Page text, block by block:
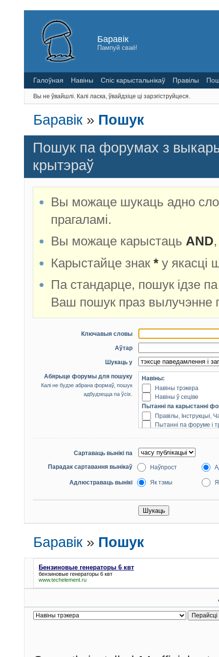
Баравік
Пампуй сваё!
Галоўная Навіны Спіс карыстальнікаў Правілы
Вы не ўвайшлі. Калі ласка, ўвайдзіце ці зарэгіструйцеся.
Баравік » Пошук
Пошук па форумах з
крытэраў
Вы можаце шукаць адно
прагаламі.
Вы можаце карыстаць AND
Карыстайце знак * у якасці
Па стандарце, пошук ідзе
Ваш пошук праз вылучэнне
Ключавыя словы
Аўтар
Шукаць у
Абярыце форумы для пошуку
Калі не будзе абрана формаў, пошук
адбудзецца па ўсіх.
Навіны:
Навіны трэкера
Навіны ў сеціве
Пытанні па карыстанні
Правілы, Інструкцыі,
Пытанні па форуме і
Кіно, відэа:
Фільмы ці серыялы
Фільмы студыі
Дакументалістыка
Сэрыялы
Тэатар
Іншыя(кіно, відэа)
Народныя
Літаратура:
Іншыя(літаратура)
Сартаваць вынікі па
Парадак сартавання вынікаў Наўпрост
Адлюстраваць вынікі Як тэмы
Баравік » Пошук
Бензиновые генераторы 6 квт
бензиновые генераторы 6 квт
www.techelement.ru